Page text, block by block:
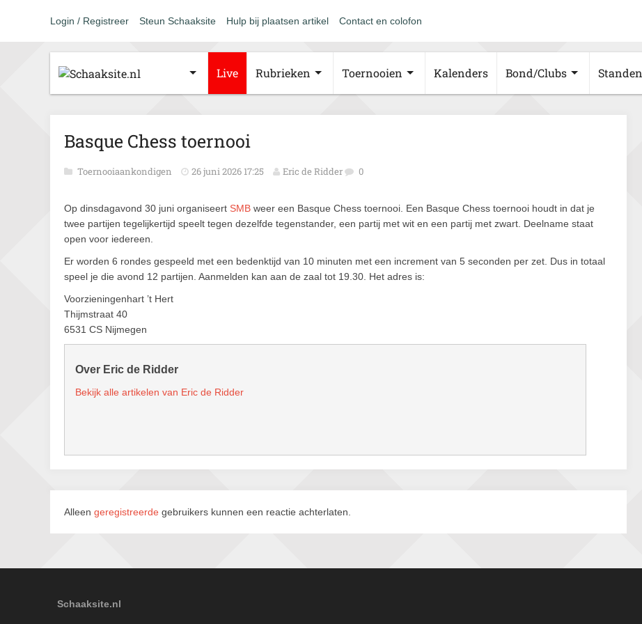
Login / Registreer Steun Schaaksite Hulp bij plaatsen artikel Contact en colofon
Live Rubrieken Toernooien Kalenders Bond/Clubs Standen
Basque Chess toernooi
Toernooiaankondigen 26 juni 2026 17:25 Eric de Ridder 0
Op dinsdagavond 30 juni organiseert SMB weer een Basque Chess toernooi. Een Basque Chess toernooi houdt in dat je
twee partijen tegelijkertijd speelt tegen dezelfde tegenstander, een partij met wit en een partij met zwart. Deelname staat
open voor iedereen.
Er worden 6 rondes gespeeld met een bedenktijd van 10 minuten met een increment van 5 seconden per zet. Dus in totaal
speel je die avond 12 partijen. Aanmelden kan aan de zaal tot 19.30. Het adres is:
Voorzieningenhart ’t Hert
Thijmstraat 40
6531 CS Nijmegen
Over Eric de Ridder
Bekijk alle artikelen van Eric de Ridder
Alleen geregistreerde gebruikers kunnen een reactie achterlaten.
Schaaksite.nl